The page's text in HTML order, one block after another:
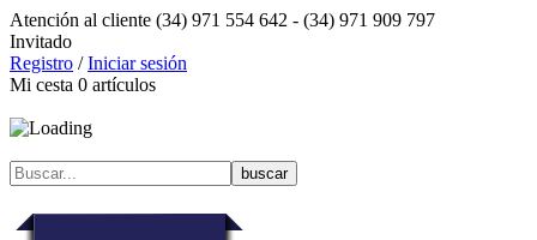
Atención al cliente (34) 971 554 642 - (34) 971 909 797
Invitado
Registro /Iniciar sesión
Mi cesta 0 artículos